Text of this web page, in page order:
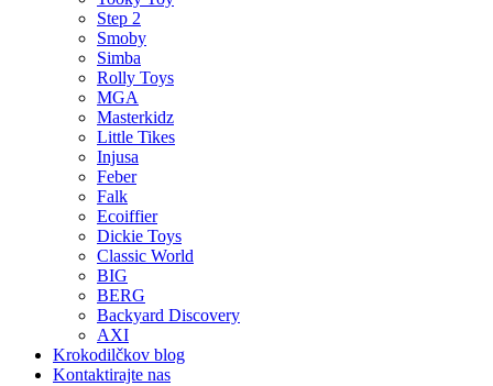
Step 2
Smoby
Simba
Rolly Toys
MGA
Masterkidz
Little Tikes
Injusa
Feber
Falk
Ecoiffier
Dickie Toys
Classic World
BIG
BERG
Backyard Discovery
AXI
Krokodilčkov blog
Kontaktirajte nas